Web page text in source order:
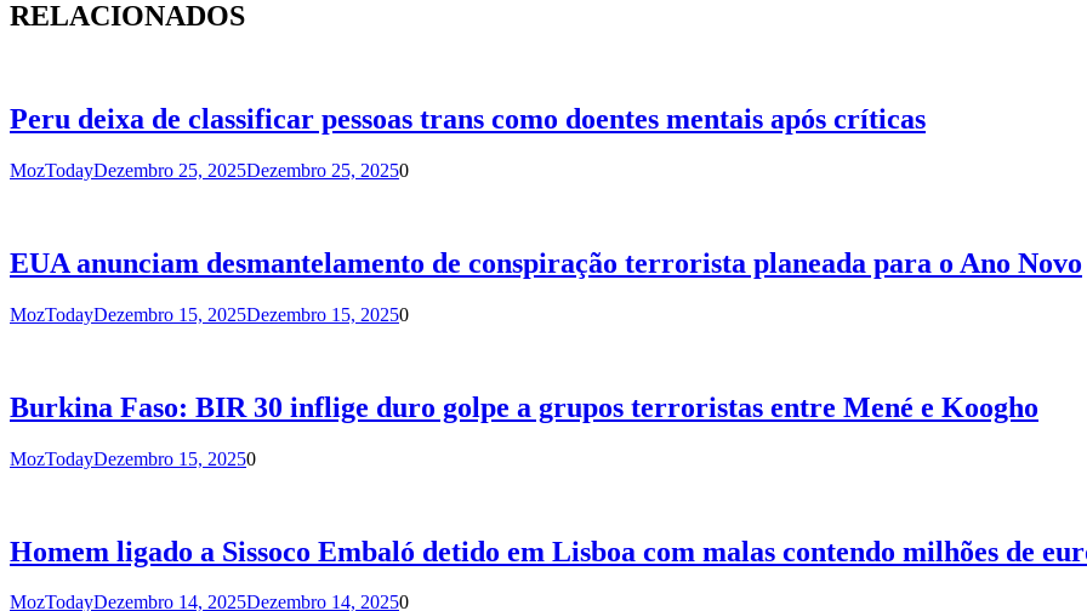
RELACIONADOS
Peru deixa de classificar pessoas trans como doentes mentais após críticas
MozTodayDezembro 25, 2025Dezembro 25, 20250
EUA anunciam desmantelamento de conspiração terrorista planeada para o Ano Novo
MozTodayDezembro 15, 2025Dezembro 15, 20250
Burkina Faso: BIR 30 inflige duro golpe a grupos terroristas entre Mené e Koogho
MozTodayDezembro 15, 20250
Homem ligado a Sissoco Embaló detido em Lisboa com malas contendo milhões de
MozTodayDezembro 14, 2025Dezembro 14, 20250